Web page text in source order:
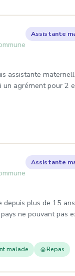
à
Assistante
assistante
un agrément pour 2
à Lyon
Assistante
plus de 15
ne pouvant pas
malade Repas